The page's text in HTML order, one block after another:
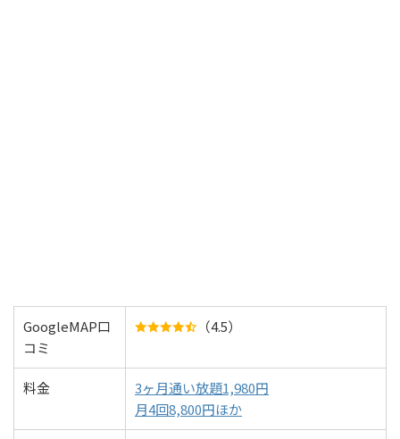
GoogleMAP口
コミ
（4.5）
料金
3ヶ月通い放題1,980円
月4回8,800円ほか